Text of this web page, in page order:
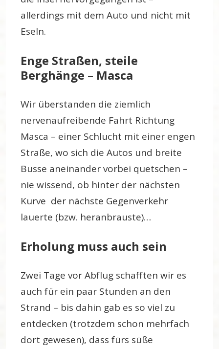
allerdings mit dem Auto und nicht mit
Eseln.
Enge Straßen, steile
Berghänge – Masca
Wir überstanden die ziemlich
nervenaufreibende Fahrt Richtung
Masca – einer Schlucht mit einer engen
Straße, wo sich die Autos und breite
Busse aneinander vorbei quetschen –
nie wissend, ob hinter der nächsten
Kurve der nächste Gegenverkehr
lauerte (bzw. heranbrauste)…
Erholung muss auch sein
Zwei Tage vor Abflug schafften wir es
auch für ein paar Stunden an den
Strand – bis dahin gab es so viel zu
entdecken (trotzdem schon mehrfach
dort gewesen), dass fürs süße